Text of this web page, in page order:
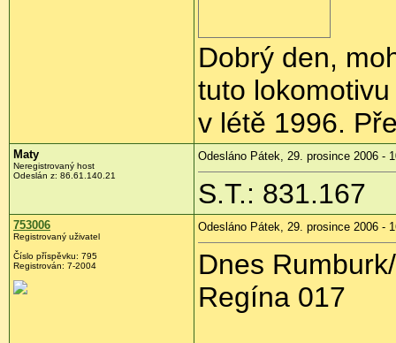
Dobrý den,
tuto
v létě 1996.
Maty
Neregistrovaný host
Odeslán z: 86.61.140.21
Odesláno Pátek, 29. prosince 2006 -
S.T.: 831.167
753006
Registrovaný uživatel
Číslo příspěvku: 795
Registrován: 7-2004
Odesláno Pátek, 29. prosince 2006 -
Dnes
Regína 017